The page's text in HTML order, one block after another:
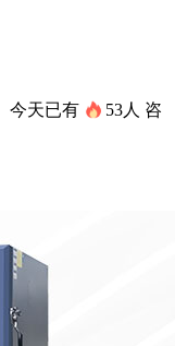
今天已有 53人 咨